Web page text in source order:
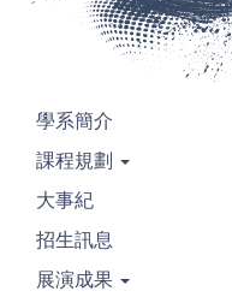
學系簡介
課程規劃
大事紀
招生訊息
展演成果